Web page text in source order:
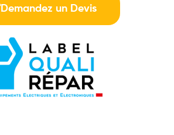
Demandez un Devis